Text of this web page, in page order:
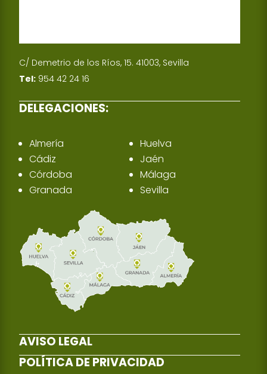
C/ Demetrio de los Ríos, 15. 41003, Sevilla
Tel: 954 42 24 16
DELEGACIONES:
Almería
Cádiz
Córdoba
Granada
Huelva
Jaén
Málaga
Sevilla
AVISO LEGAL
POLÍTICA DE PRIVACIDAD